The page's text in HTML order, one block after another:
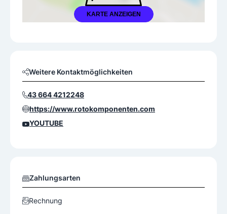
KARTE ANZEIGEN
Weitere Kontaktmöglichkeiten
43 664 4212248
https://www.rotokomponenten.com
YOUTUBE
Zahlungsarten
Rechnung